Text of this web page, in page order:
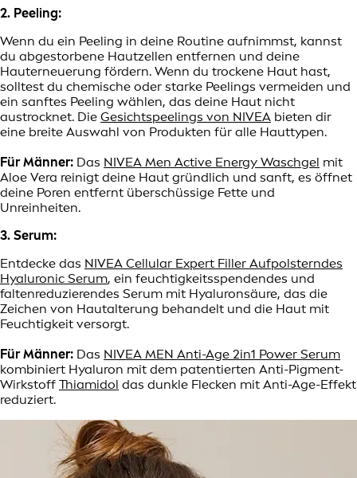
2. Peeling:
Wenn du ein Peeling in deine Routine aufnimmst, kannst
du abgestorbene Hautzellen entfernen und deine
Hauterneuerung fördern. Wenn du trockene Haut hast,
solltest du chemische oder starke Peelings vermeiden und
ein sanftes Peeling wählen, das deine Haut nicht
austrocknet. Die Gesichtspeelings von NIVEA bieten dir
eine breite Auswahl von Produkten für alle Hauttypen.
Für Männer: Das NIVEA Men Active Energy Waschgel mit
Aloe Vera reinigt deine Haut gründlich und sanft, es öffnet
deine Poren entfernt überschüssige Fette und
Unreinheiten.
3. Serum:
Entdecke das NIVEA Cellular Expert Filler Aufpolsterndes
Hyaluronic Serum, ein feuchtigkeitsspendendes und
faltenreduzierendes Serum mit Hyaluronsäure, das die
Zeichen von Hautalterung behandelt und die Haut mit
Feuchtigkeit versorgt.
Für Männer: Das NIVEA MEN Anti-Age 2in1 Power Serum
kombiniert Hyaluron mit dem patentierten Anti-Pigment-
Wirkstoff Thiamidol das dunkle Flecken mit Anti-Age-Effekt
reduziert.